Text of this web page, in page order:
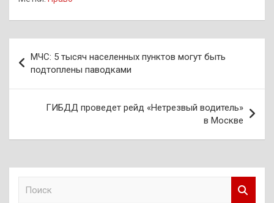
по
записям
МЧС: 5 тысяч населенных пунктов могут быть
подтоплены паводками
ГИБДД проведет рейд «Нетрезвый водитель»
в Москве